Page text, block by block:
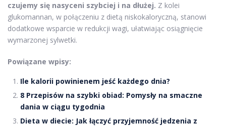
czujemy się nasyceni szybciej i na dłużej. Z kolei
glukomannan, w połączeniu z dietą niskokaloryczną, stanowi
dodatkowe wsparcie w redukcji wagi, ułatwiając osiągnięcie
wymarzonej sylwetki.
Powiązane wpisy:
Ile kalorii powinienem jeść każdego dnia?
8 Przepisów na szybki obiad: Pomysły na smaczne
dania w ciągu tygodnia
Dieta w diecie: Jak łączyć przyjemność jedzenia z